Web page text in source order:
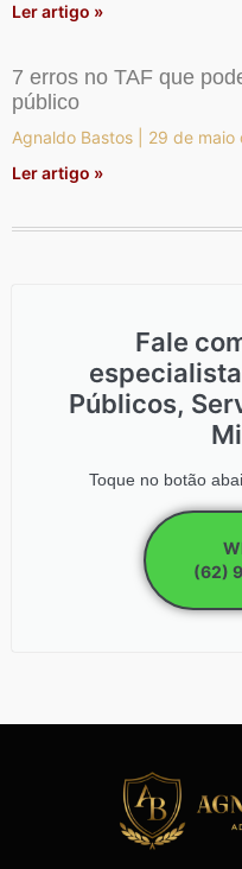
Ler artigo »
7 erros no TAF que
público
Agnaldo Bastos
29 de maio
Ler artigo »
Fale
Públicos,
Toque no botão
(62)